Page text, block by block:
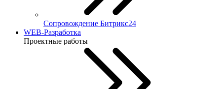
Сопровождение Битрикс24
WEB-Разработка
Проектные работы